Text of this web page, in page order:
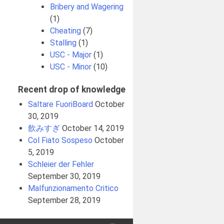
Bribery and Wagering
(1)
Cheating (7)
Stalling (1)
USC - Major (1)
USC - Minor (10)
Recent drop of knowledge
Saltare FuoriBoard October
30, 2019
飲みすぎ October 14, 2019
Col Fiato Sospeso October
5, 2019
Schleier der Fehler
September 30, 2019
Malfunzionamento Critico
September 28, 2019